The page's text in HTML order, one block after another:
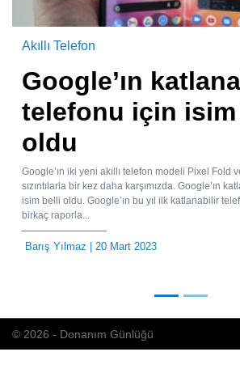
Akıllı Telefon
Google’ın
telefonu için
oldu
Google’ın iki yeni akıllı telefon modeli Pixel Fold
sızıntılarla bir kez daha karşımızda. Google’ın
isim belli oldu. Google’ın bu yıl ilk katlanabilir
birkaç raporla...
Barış Yılmaz | 20 Mart 2023
© 2026 - Donanım Günlüğü